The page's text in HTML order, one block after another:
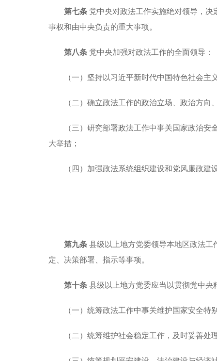
第七条 党中央对政法工作实施绝对领导，
事权和由中央负责的重大事项。
第八条 党中央加强对政法工作的全面领导：
（一）坚持以习近平新时代中国特色社会
（二）确立政法工作的政治立场、政治方
（三）研究部署政法工作中事关国家政治
大举措；
（四）加强政法系统组织建设和党风廉政
第九条 县级以上地方党委领导本地区政法
定、决策部署、指示等事项。
第十条 县级以上地方党委应当以贯彻党中
（一）统筹政法工作中事关维护国家安全
（二）统筹维护社会稳定工作，及时妥善